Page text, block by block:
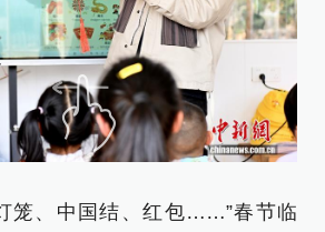
笼、中国结、红包……”春节临